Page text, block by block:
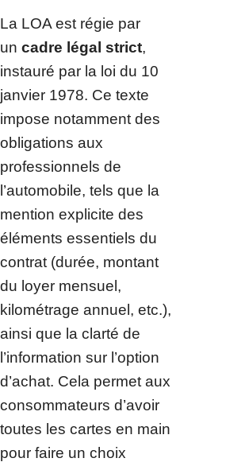
La LOA est régie par
un cadre légal strict,
instauré par la loi du 10
janvier 1978. Ce texte
impose notamment des
obligations aux
professionnels de
l’automobile, tels que la
mention explicite des
éléments essentiels du
contrat (durée, montant
du loyer mensuel,
kilométrage annuel, etc.),
ainsi que la clarté de
l’information sur l’option
d’achat. Cela permet aux
consommateurs d’avoir
toutes les cartes en main
pour faire un choix